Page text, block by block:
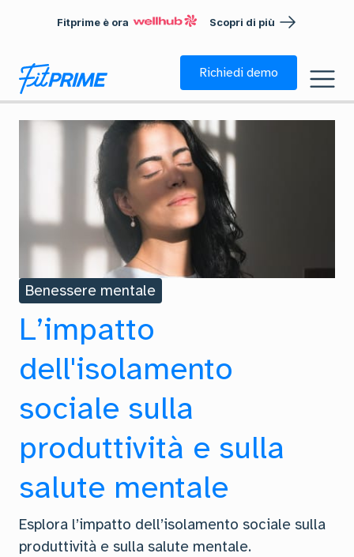
Fitprime è ora Scopri di più
Richiedi demo
Benessere mentale
L’impatto
dell'isolamento
sociale sulla
produttività e sulla
salute mentale
Esplora l’impatto dell’isolamento sociale sulla
produttività e sulla salute mentale.